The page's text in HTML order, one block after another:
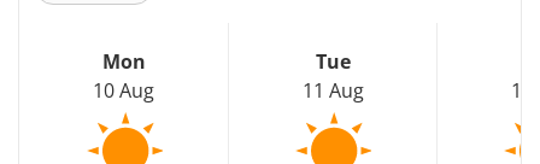
Mon
10 Aug
Tue
11 Aug
12